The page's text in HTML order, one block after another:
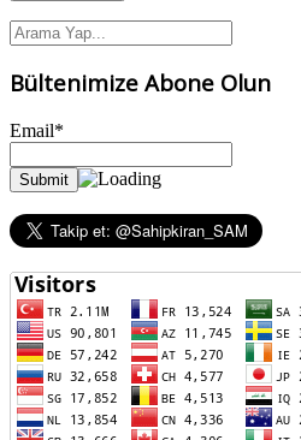
Bültenimize Abone Olun
Email*